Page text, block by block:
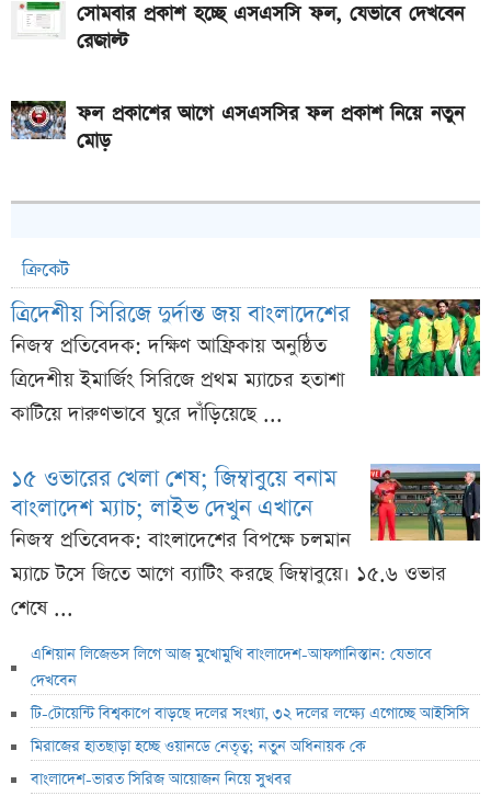
সোমবার প্রকাশ হচ্ছে এসএসসি ফল, যেভাবে দেখবেন
রেজাল্ট
ফল প্রকাশের আগে এসএসসির ফল প্রকাশ নিয়ে নতুন
মোড়
ক্রিকেট
ত্রিদেশীয় সিরিজে দুর্দান্ত জয় বাংলাদেশের
নিজস্ব প্রতিবেদক: দক্ষিণ আফ্রিকায় অনুষ্ঠিত
ত্রিদেশীয় ইমার্জিং সিরিজে প্রথম ম্যাচের হতাশা
কাটিয়ে দারুণভাবে ঘুরে দাঁড়িয়েছে ...
১৫ ওভারের খেলা শেষ; জিম্বাবুয়ে বনাম
বাংলাদেশ ম্যাচ; লাইভ দেখুন এখানে
নিজস্ব প্রতিবেদক: বাংলাদেশের বিপক্ষে চলমান
ম্যাচে টসে জিতে আগে ব্যাটিং করছে জিম্বাবুয়ে। ১৫.৬ ওভার
শেষে ...
এশিয়ান লিজেন্ডস লিগে আজ মুখোমুখি বাংলাদেশ-আফগানিস্তান: যেভাবে
দেখবেন
টি-টোয়েন্টি বিশ্বকাপে বাড়ছে দলের সংখ্যা, ৩২ দলের লক্ষ্যে এগোচ্ছে আইসিসি
মিরাজের হাতছাড়া হচ্ছে ওয়ানডে নেতৃত্ব; নতুন অধিনায়ক কে
বাংলাদেশ-ভারত সিরিজ আয়োজন নিয়ে সুখবর